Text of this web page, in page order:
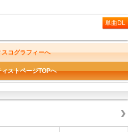
単曲DL
コグラフィーへ
ストページTOPへ